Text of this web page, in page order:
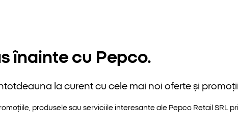
înainte cu Pepco.
la curent cu cele mai noi oferte și
produsele sau serviciile interesante ale Pepco Retail SRL